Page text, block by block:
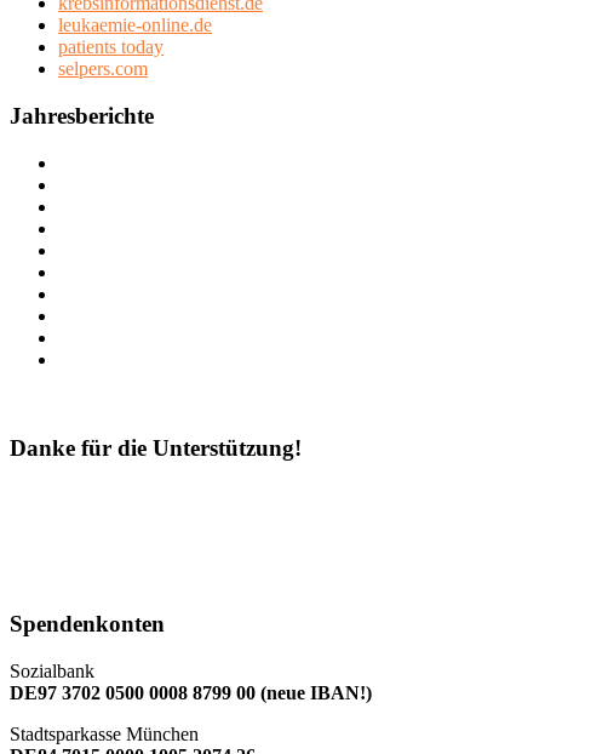
leukaemie-online.de
patients today
selpers.com
Jahresberichte
Danke für die Unterstützung!
Spendenkonten
Sozialbank
DE97 3702 0500 0008 8799 00 (neue IBAN!)
Stadtsparkasse München